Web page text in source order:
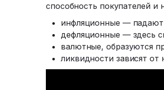
способность покупателей и
инфляционные — падают
дефляционные — здесь
валютные, образуются
ликвидности зависят